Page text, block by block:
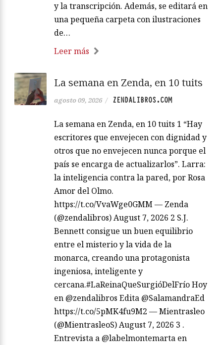
y la transcripción. Además, se editará en
una pequeña carpeta con ilustraciones
de…
Leer más
La semana en Zenda, en 10 tuits
agosto 09, 2026 / ZENDALIBROS.COM
La semana en Zenda, en 10 tuits 1 “Hay
escritores que envejecen con dignidad y
otros que no envejecen nunca porque el
país se encarga de actualizarlos”. Larra:
la inteligencia contra la pared, por Rosa
Amor del Olmo.
https://t.co/VvaWge0GMM — Zenda
(@zendalibros) August 7, 2026 2 S.J.
Bennett consigue un buen equilibrio
entre el misterio y la vida de la
monarca, creando una protagonista
ingeniosa, inteligente y
cercana.#LaReinaQueSurgióDelFrío Hoy
en @zendalibros Edita @SalamandraEd
https://t.co/5pMK4fu9M2 — Mientrasleo
(@MientrasleoS) August 7, 2026 3 .
Entrevista a @labelmontemarta en